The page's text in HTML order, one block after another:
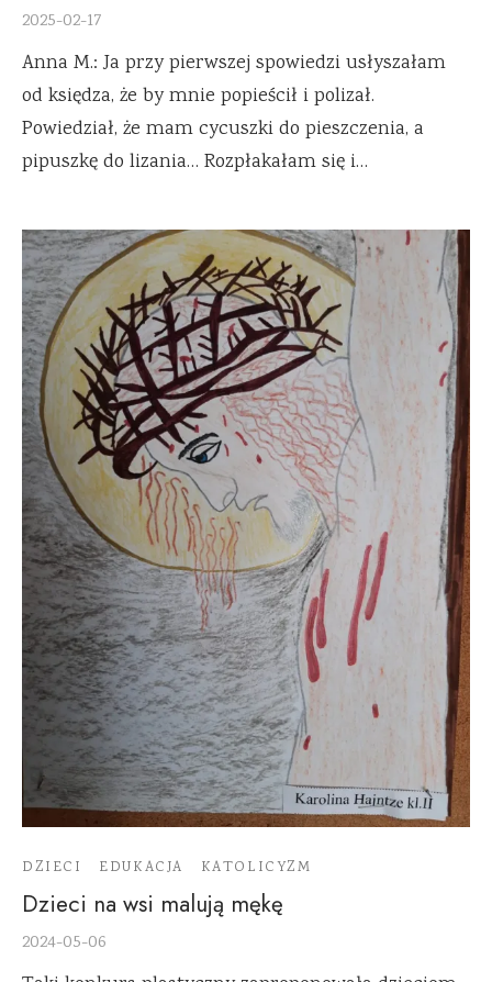
2025-02-17
Anna M.: Ja przy pierwszej spowiedzi usłyszałam
od księdza, że by mnie popieścił i polizał.
Powiedział, że mam cycuszki do pieszczenia, a
pipuszkę do lizania… Rozpłakałam się i…
DZIECI EDUKACJA KATOLICYZM
Dzieci na wsi malują mękę
2024-05-06